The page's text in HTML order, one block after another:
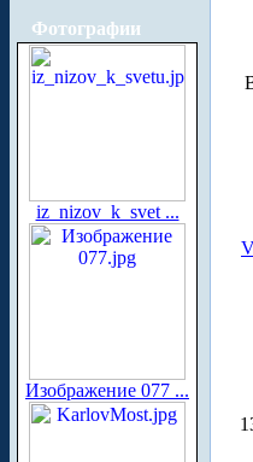
Фотографии
iz_nizov_k_svet ...
Изображение 077 ...